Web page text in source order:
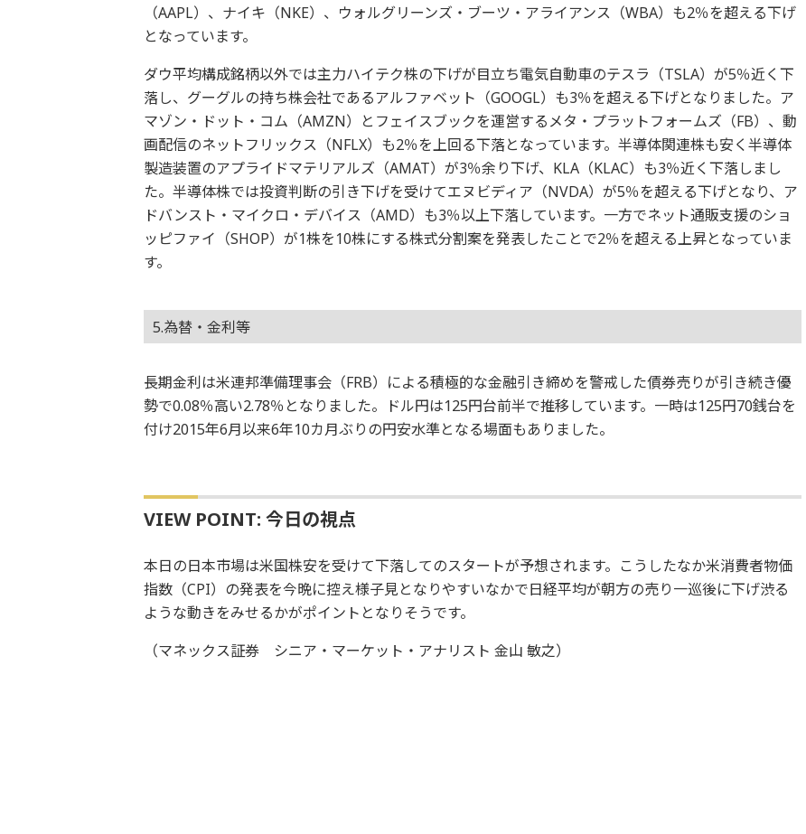
（AAPL）、ナイキ（NKE）、ウォルグリーンズ・ブーツ・アライアンス（WBA）も2％を超える下げ
となっています。
ダウ平均構成銘柄以外では主力ハイテク株の下げが目立ち電気自動車のテスラ（TSLA）が5％近く下
落し、グーグルの持ち株会社であるアルファベット（GOOGL）も3％を超える下げとなりました。ア
マゾン・ドット・コム（AMZN）とフェイスブックを運営するメタ・プラットフォームズ（FB）、動
画配信のネットフリックス（NFLX）も2％を上回る下落となっています。半導体関連株も安く半導体
製造装置のアプライドマテリアルズ（AMAT）が3％余り下げ、KLA（KLAC）も3％近く下落しまし
た。半導体株では投資判断の引き下げを受けてエヌビディア（NVDA）が5％を超える下げとなり、ア
ドバンスト・マイクロ・デバイス（AMD）も3％以上下落しています。一方でネット通販支援のショ
ッピファイ（SHOP）が1株を10株にする株式分割案を発表したことで2％を超える上昇となっていま
す。
5.為替・金利等
長期金利は米連邦準備理事会（FRB）による積極的な金融引き締めを警戒した債券売りが引き続き優
勢で0.08％高い2.78％となりました。ドル円は125円台前半で推移しています。一時は125円70銭台を
付け2015年6月以来6年10カ月ぶりの円安水準となる場面もありました。
VIEW POINT: 今日の視点
本日の日本市場は米国株安を受けて下落してのスタートが予想されます。こうしたなか米消費者物価
指数（CPI）の発表を今晩に控え様子見となりやすいなかで日経平均が朝方の売り一巡後に下げ渋る
ような動きをみせるかがポイントとなりそうです。
（マネックス証券 シニア・マーケット・アナリスト 金山 敏之）